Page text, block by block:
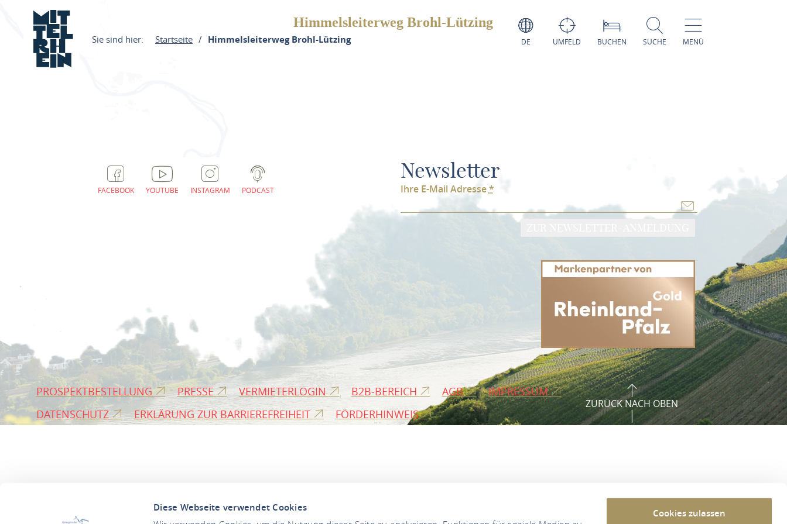
Diese Webseite verwendet Cookies Cookies zulassen
DE UMFELD BUCHEN SUCHE MENÜ
Himmelsleiterweg Brohl-Lützing
Sie sind hier: Startseite Himmelsleiterweg Brohl-Lützing
FACEBOOK YOUTUBE INSTAGRAM PODCAST
Newsletter
Ihre E-Mail Adresse*
PROSPEKTBESTELLUNG PRESSE VERMIETERLOGIN B2B-BEREICH AGB
IMPRESSUM
DATENSCHUTZ
ERKLÄRUNG ZUR BARRIEREFREIHEIT FÖRDERHINWEIS
ZURÜCK NACH OBEN